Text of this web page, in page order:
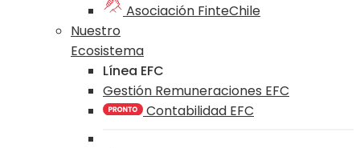
Asociación FinteChile
Nuestro
Ecosistema
Línea EFC
Gestión Remuneraciones EFC
Contabilidad EFC